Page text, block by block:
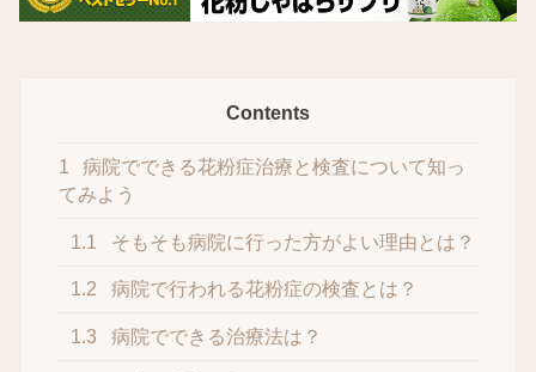
Contents
1
病院でできる花粉症治療と検査について知っ
てみよう
1.1 そもそも病院に行った方がよい理由とは？
1.2 病院で行われる花粉症の検査とは？
1.3 病院でできる治療法は？